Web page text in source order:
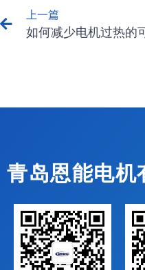
上一篇
如何减少电机过热的
青岛恩能电机